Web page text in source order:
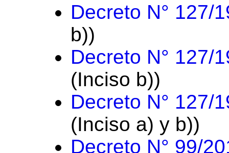
Decreto N° 127/
b))
Decreto N° 127/
(Inciso b))
Decreto N° 127/
(Inciso a) y b))
Decreto N° 99/